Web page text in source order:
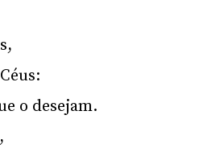
o desejam.